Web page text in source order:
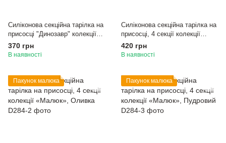
Силіконова секційна тарілка на
присосці "Динозавр" колекції
«Малюк», Блакитний
370 грн
В наявності
Силіконова секційна тарілка на
присосці, 4 секції колекції
«Малюк», Бежевий
420 грн
В наявності
Пакунок малюка Пакунок малюка